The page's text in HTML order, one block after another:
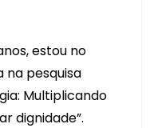
estou no
na pesquisa
Multiplicando
dignidade”.